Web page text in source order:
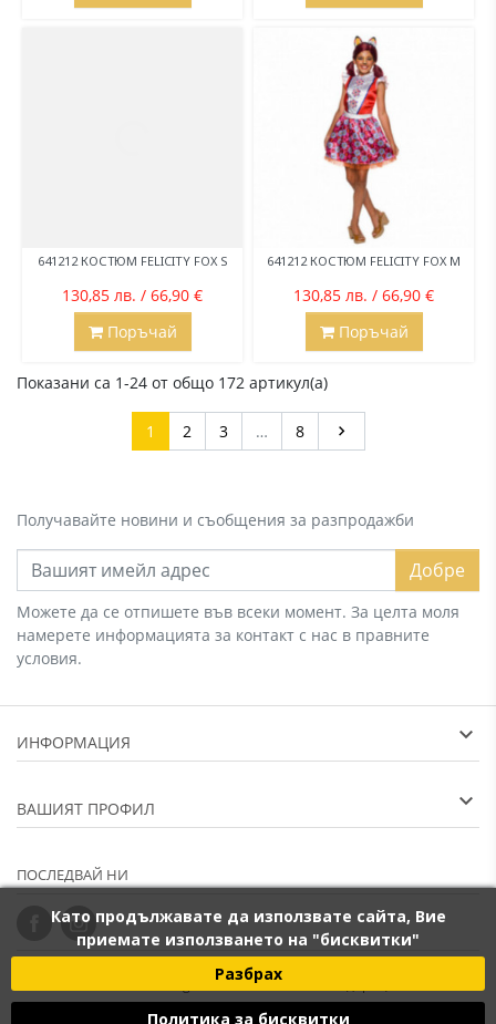
Като продължавате да използвате сайта, Вие
приемате използването на "бисквитки"
Разбрах
Политика за бисквитки
641212 КОСТЮМ FELICITY FOX S
130,85 лв. / 66,90 €
Поръчай
641212 КОСТЮМ FELICITY FOX M
130,85 лв. / 66,90 €
Поръчай
Показани са 1-24 от общо 172 артикул(а)
1 2 3 … 8 Напред

Получавайте новини и съобщения за разпродажби
Добре
Можете да се отпишете във всеки момент. За целта моля
намерете информацията за контакт с нас в правните
условия.
ИНФОРМАЦИЯ
ВАШИЯТ ПРОФИЛ
ПОСЛЕДВАЙ НИ
2014 - 2026 © Banana.bg - онлайн магазин за подаръци. "Векан
Груп ООД", Булстат: BG203265066